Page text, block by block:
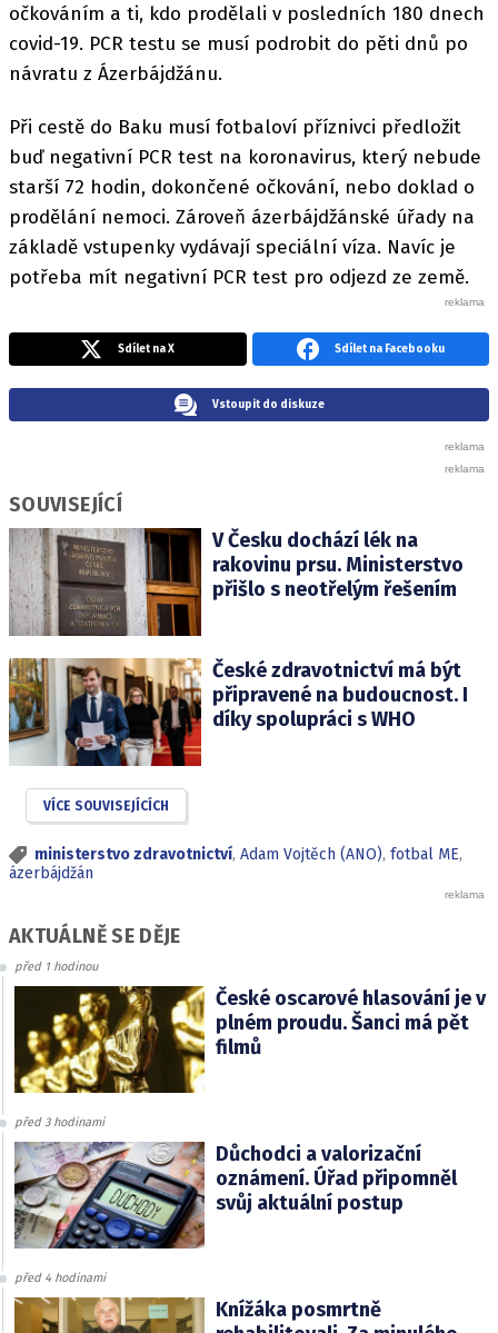
očkováním a ti, kdo prodělali v posledních 180 dnech
covid-19. PCR testu se musí podrobit do pěti dnů po
návratu z Ázerbájdžánu.
Při cestě do Baku musí fotbaloví příznivci předložit
buď negativní PCR test na koronavirus, který nebude
starší 72 hodin, dokončené očkování, nebo doklad o
prodělání nemoci. Zároveň ázerbájdžánské úřady na
základě vstupenky vydávají speciální víza. Navíc je
potřeba mít negativní PCR test pro odjezd ze země.
Sdílet na X Sdílet na Facebooku
Vstoupit do diskuze
SOUVISEJÍCÍ
V Česku dochází lék na
rakovinu prsu. Ministerstvo
přišlo s neotřelým řešením
České zdravotnictví má být
připravené na budoucnost. I
díky spolupráci s WHO
VÍCE SOUVISEJÍCÍCH
ministerstvo zdravotnictví, Adam Vojtěch (ANO), fotbal ME,
ázerbájdžán
AKTUÁLNĚ SE DĚJE
před 1 hodinou
České oscarové hlasování je v
plném proudu. Šanci má pět
filmů
před 3 hodinami
Důchodci a valorizační
oznámení. Úřad připomněl
svůj aktuální postup
před 4 hodinami
Knížáka posmrtně